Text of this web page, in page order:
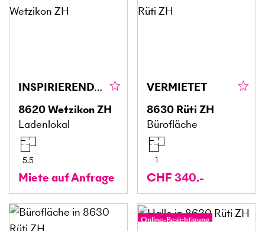
INSPIRIEREND, OFFEN UND VOLLER POTENZIAL
8620Wetzikon ZH
Ladenlokal
5.5
Miete auf Anfrage
VERMIETET
8630 Rüti ZH
Bürofläche
1
CHF 340.-
Online-Besichtigung